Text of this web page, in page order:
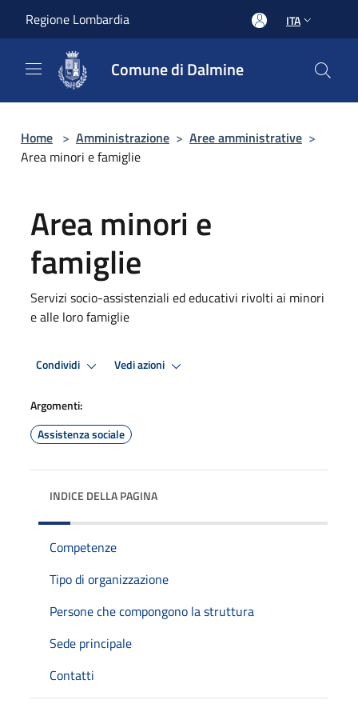
Regione Lombardia ITA
Comune di Dalmine
Home > Amministrazione > Aree amministrative >
Area minori e famiglie
Area minori e
famiglie
Servizi socio-assistenziali ed educativi rivolti ai minori
e alle loro famiglie
Condividi Vedi azioni
Argomenti:
Assistenza sociale
INDICE DELLA PAGINA
Competenze
Tipo di organizzazione
Persone che compongono la struttura
Sede principale
Contatti